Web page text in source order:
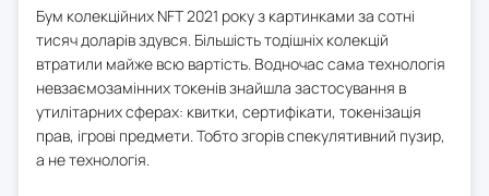
Бум колекційних NFT 2021 року з картинками за сотні
тисяч доларів здувся. Більшість тодішніх колекцій
втратили майже всю вартість. Водночас сама технологія
невзаємозамінних токенів знайшла застосування в
утилітарних сферах: квитки, сертифікати, токенізація
прав, ігрові предмети. Тобто згорів спекулятивний пузир,
а не технологія.